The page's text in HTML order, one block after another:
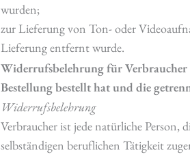
wurden;
zur Lieferung von Ton- oder
Lieferung entfernt wurde.
Widerrufsbelehrung für Verbraucher
Bestellung bestellt hat und die
Widerrufsbelehrung
Verbraucher ist jede natürliche Person,
selbständigen beruflichen Tätigkeit